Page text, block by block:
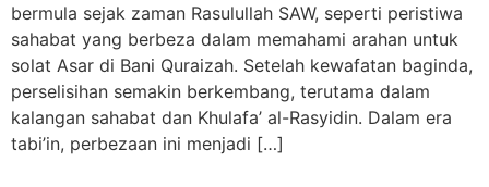
bermula sejak zaman Rasulullah SAW, seperti peristiwa
sahabat yang berbeza dalam memahami arahan untuk
solat Asar di Bani Quraizah. Setelah kewafatan baginda,
perselisihan semakin berkembang, terutama dalam
kalangan sahabat dan Khulafa’ al-Rasyidin. Dalam era
tabi’in, perbezaan ini menjadi […]